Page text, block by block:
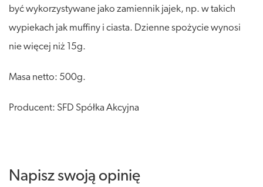
być wykorzystywane jako zamiennik jajek, np. w takich
wypiekach jak muffiny i ciasta. Dzienne spożycie wynosi
nie więcej niż 15g.
Masa netto: 500g.
Producent: SFD Spółka Akcyjna
Napisz swoją opinię